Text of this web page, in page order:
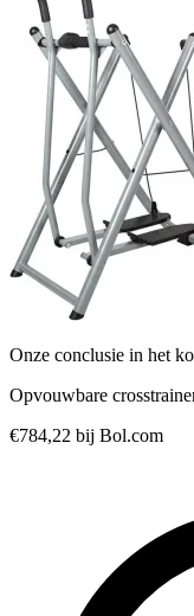
Onze conclusie in het
Opvouwbare
€784,22 bij Bol.com